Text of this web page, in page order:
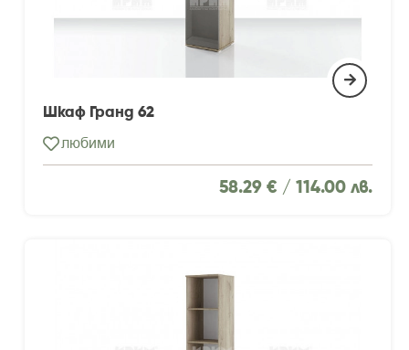
Шкаф Гранд 62
любими
58.29 € / 114.00 лв.